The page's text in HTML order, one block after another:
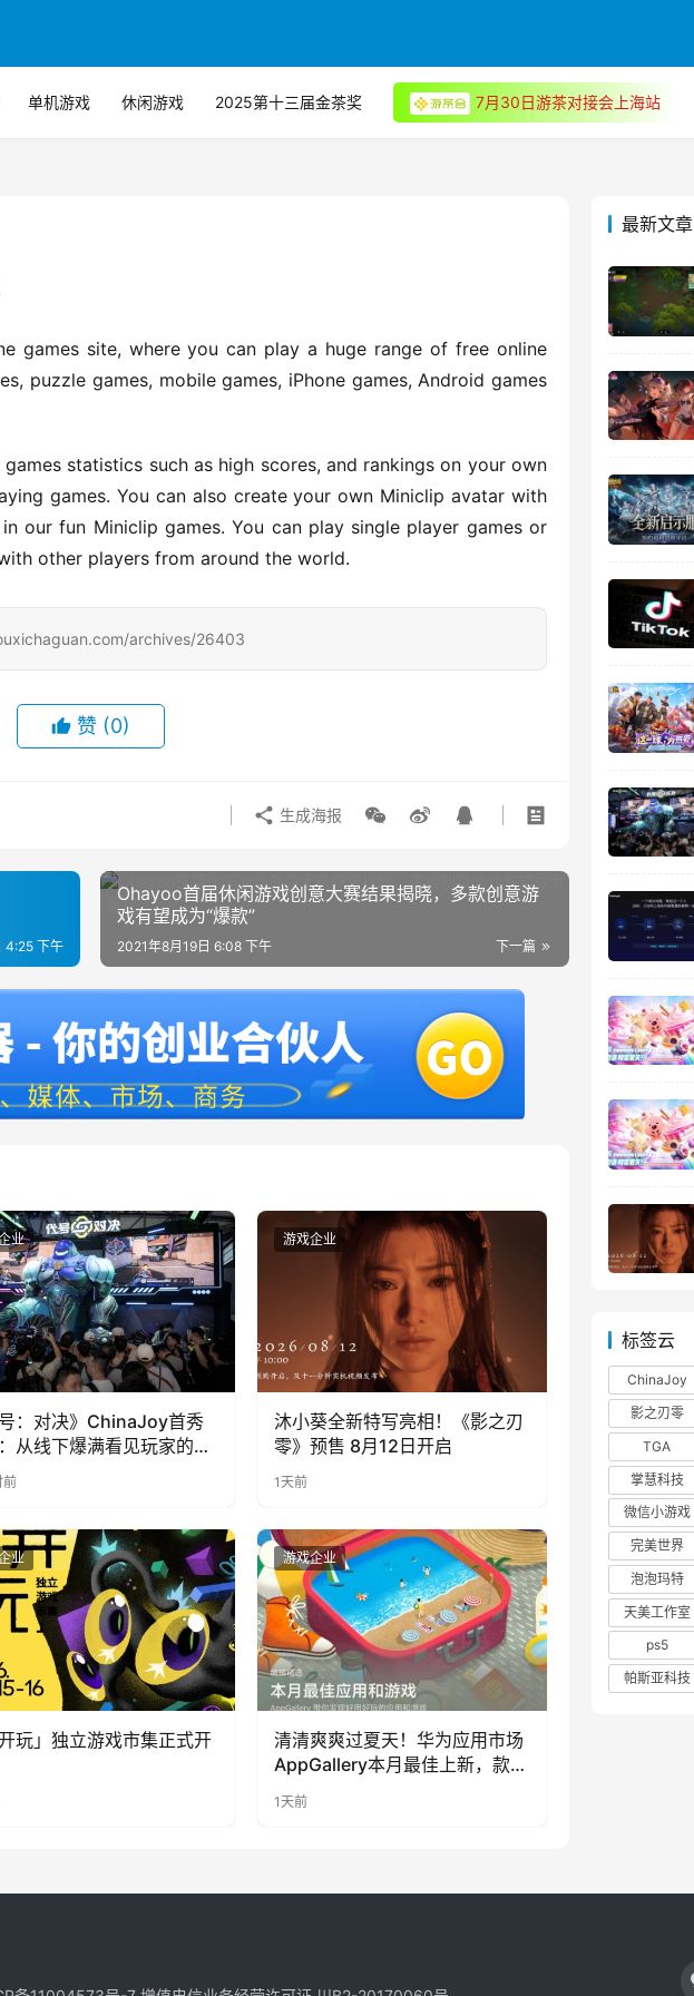
单机游戏 休闲游戏 2025第十三届金茶奖 7月30日游茶对接会上海站
games site, where you can play a huge range of free online
puzzle games, mobile games, iPhone games, Android games
statistics such as high scores, and rankings on your own
games. You can also create your own Miniclip avatar with
our fun Miniclip games. You can play single player games or
other players from around the world.
archives/26403
赞 (0)
生成海报
4:25 下午
Ohayoo首届休闲游戏创意大赛结果揭晓，多款创意游
戏有望成为“爆款”
下一篇
2021年8月19日 6:08 下午
业
号：对决》ChinaJoy首秀
从线下爆满看见玩家的真
前
游戏企业
沐小葵全新特写亮相！《影之刃
零》预售 8月12日开启
1天前
业
开玩」独立游戏市集正式开
游戏企业
清清爽爽过夏天！华为应用市场
AppGallery本月最佳上新，款款
1天前
最新文章
标签云
ChinaJoy
影之刃零
TGA
掌慧科技
微信小游戏
完美世界
泡泡玛特
天美工作室
ps5
帕斯亚科技